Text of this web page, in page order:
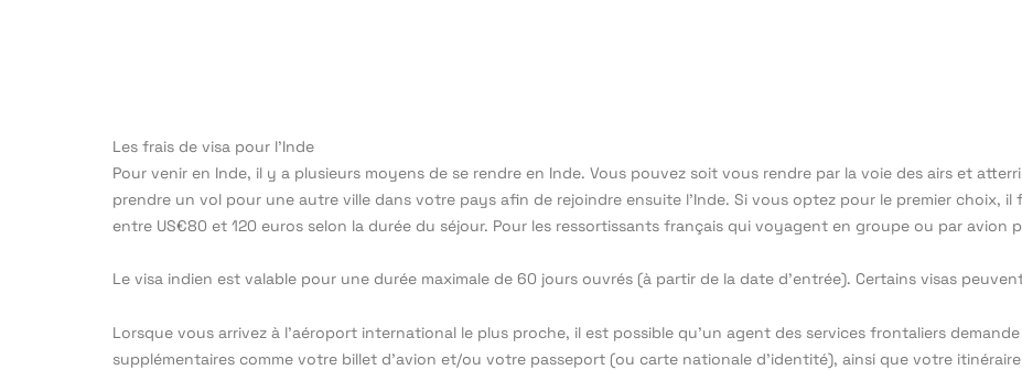
Les frais de visa pour l’Inde
Pour venir en Inde, il y a plusieurs moyens de se rendre en Inde. Vous pouvez soit vous rendre par la voie des airs et
prendre un vol pour une autre ville dans votre pays afin de rejoindre ensuite l’Inde. Si vous optez pour le premier choix,
entre US€80 et 120 euros selon la durée du séjour. Pour les ressortissants français qui voyagent en groupe ou par avion
Le visa indien est valable pour une durée maximale de 60 jours ouvrés (à partir de la date d’entrée). Certains visas
Lorsque vous arrivez à l’aéroport international le plus proche, il est possible qu’un agent des services frontaliers
supplémentaires comme votre billet d’avion et/ou votre passeport (ou carte nationale d’identité), ainsi que votre